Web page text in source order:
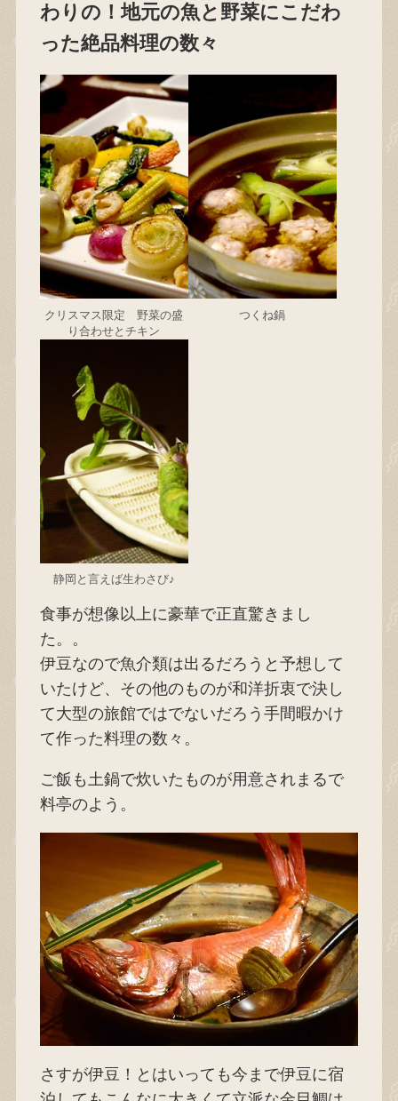
わりの！地元の魚と野菜にこだわ
った絶品料理の数々
クリスマス限定 野菜の盛
り合わせとチキン
つくね鍋
静岡と言えば生わさび♪
食事が想像以上に豪華で正直驚きまし
た。。
伊豆なので魚介類は出るだろうと予想して
いたけど、その他のものが和洋折衷で決し
て大型の旅館ではでないだろう手間暇かけ
て作った料理の数々。
ご飯も土鍋で炊いたものが用意されまるで
料亭のよう。
さすが伊豆！とはいっても今まで伊豆に宿